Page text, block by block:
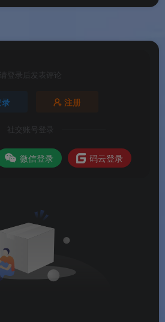
：从修图到管理，AI 贯穿整个工作
：一站式满足所有照片编辑需求
：支持 10 种语言，全球用户广泛使
：提供完整的图层和蒙版功能
请登录后发表评论
注册
社交账号登录
微信登录 码云登录